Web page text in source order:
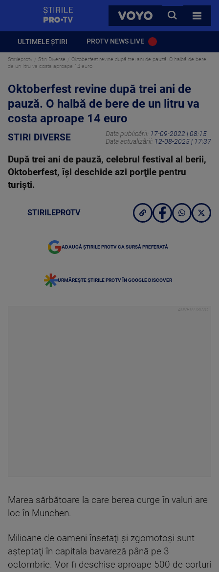
VOYO
CAUTA
TOATE
ULTIMELE ȘTIRI PROTV NEWS LIVE
Stirileprotv Stiri Diverse
Oktoberfest revine după trei ani de pauză. O halbă de bere
de un litru va costa aproape 14 euro
Oktoberfest revine după trei ani de
pauză. O halbă de bere de un litru va
costa aproape 14 euro
STIRI DIVERSE Data publicării: 17-09-2022 | 08:15
Data actualizării: 12-08-2025 | 17:37
După trei ani de pauză, celebrul festival al berii,
Oktoberfest, îşi deschide azi porţile pentru
turişti.
STIRILEPROTV
ADAUGĂ ȘTIRILE PROTV CA SURSĂ PREFERATĂ
URMĂREȘTE ȘTIRILE PROTV ÎN GOOGLE DISCOVER
Marea sărbătoare la care berea curge în valuri are
loc în Munchen.
Milioane de oameni însetaţi şi zgomotoşi sunt
aşteptaţi în capitala bavareză până pe 3
octombrie. Vor fi deschise aproape 500 de corturi